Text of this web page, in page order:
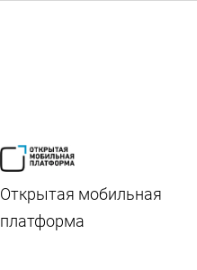
Открытая мобильная
платформа